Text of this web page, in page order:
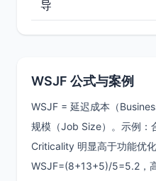
导
WSJF 公式与案例
WSJF = 延迟成本（
规模（Job Size）。示例：
Criticality 明显高于功能优
WSJF=(8+13+5)/5=5.2，